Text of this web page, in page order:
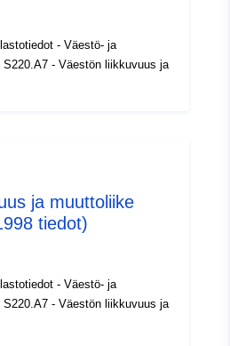
Päivitetty data.europa.eu:
Tyyppi: Polygon
http://data.europa.eu/88u/dataset/
- Väestö- ja
- Väestön liikkuvuus ja
ja muuttoliike
tiedot)
- Väestö- ja
- Väestön liikkuvuus ja